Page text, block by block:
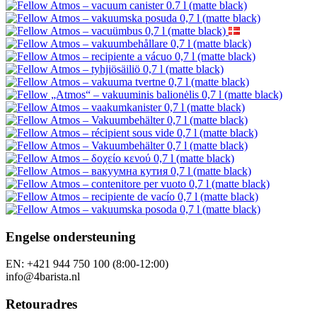
Engelse ondersteuning
EN: +421 944 750 100 (8:00-12:00)
info@4barista.nl
Retouradres